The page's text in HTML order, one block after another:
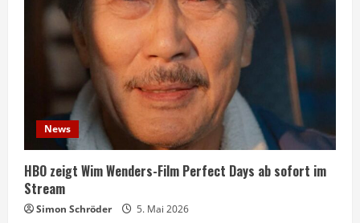
News
HBO zeigt Wim Wenders-Film Perfect Days ab sofort im
Stream
Simon Schröder 5. Mai 2026